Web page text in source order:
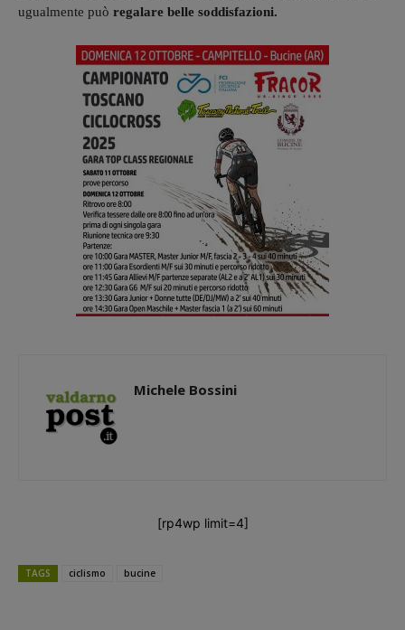
ugualmente può regalare belle soddisfazioni.
Michele Bossini
[rp4wp limit=4]
TAGS ciclismo bucine